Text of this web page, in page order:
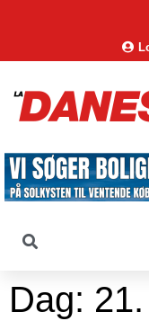
Dag: